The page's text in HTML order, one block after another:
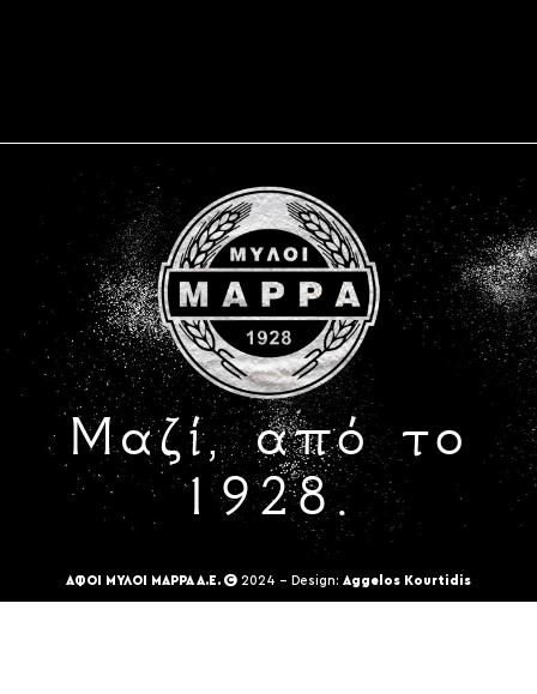
Μαζί, από το
1928.
ΑΦΟΙ ΜΥΛΟΙ ΜΑΡΡΑ Α.Ε. 2024 - Design: Aggelos Kourtidis